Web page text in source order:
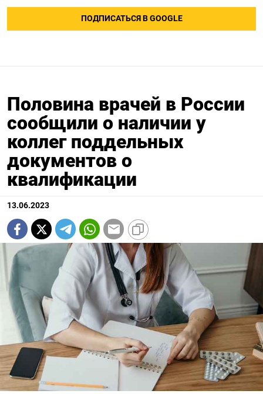
ПОДПИСАТЬСЯ В GOOGLE
Половина врачей в России
сообщили о наличии у
коллег поддельных
документов о
квалификации
13.06.2023